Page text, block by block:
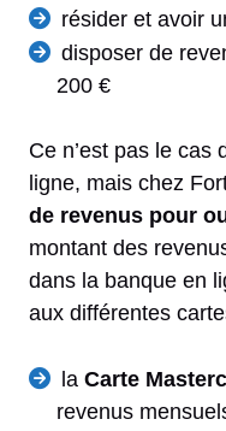
résider et avoir
disposer de
200 €
Ce n’est pas le cas
ligne, mais chez
de revenus pour
montant des
dans la banque en
aux différentes
la Carte
revenus